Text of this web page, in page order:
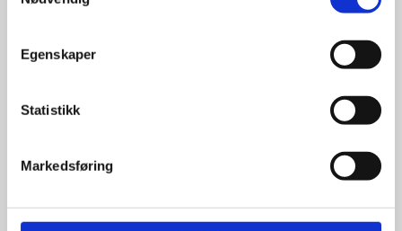
Egenskaper
Statistikk
Markedsføring
Send e-post